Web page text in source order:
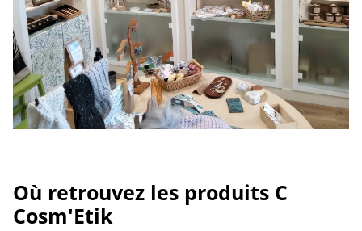
Où retrouvez les produits C
Cosm'Etik